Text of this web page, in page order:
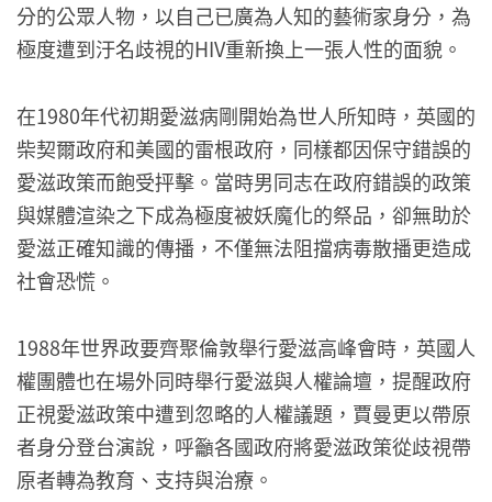
分的公眾人物，以自己已廣為人知的藝術家身分，為
極度遭到汙名歧視的HIV重新換上一張人性的面貌。
在1980年代初期愛滋病剛開始為世人所知時，英國的
柴契爾政府和美國的雷根政府，同樣都因保守錯誤的
愛滋政策而飽受抨擊。當時男同志在政府錯誤的政策
與媒體渲染之下成為極度被妖魔化的祭品，卻無助於
愛滋正確知識的傳播，不僅無法阻擋病毒散播更造成
社會恐慌。
1988年世界政要齊聚倫敦舉行愛滋高峰會時，英國人
權團體也在場外同時舉行愛滋與人權論壇，提醒政府
正視愛滋政策中遭到忽略的人權議題，賈曼更以帶原
者身分登台演說，呼籲各國政府將愛滋政策從歧視帶
原者轉為教育、支持與治療。